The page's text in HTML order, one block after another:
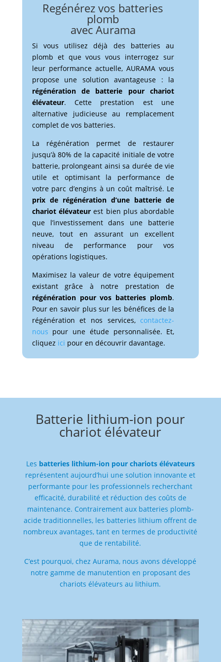
Regénérez vos batteries
plomb
avec Aurama
Si vous utilisez déjà des batteries au
plomb et que vous vous interrogez sur
leur performance actuelle, AURAMA vous
propose une solution avantageuse : la
régénération de batterie pour chariot
élévateur. Cette prestation est une
alternative judicieuse au remplacement
complet de vos batteries.
La régénération permet de restaurer
jusqu’à 80% de la capacité initiale de votre
batterie, prolongeant ainsi sa durée de vie
utile et optimisant la performance de
votre parc d’engins à un coût maîtrisé. Le
prix de régénération d’une batterie de
chariot élévateur est bien plus abordable
que l’investissement dans une batterie
neuve, tout en assurant un excellent
niveau de performance pour vos
opérations logistiques.
Maximisez la valeur de votre équipement
existant grâce à notre prestation de
régénération pour vos batteries plomb.
Pour en savoir plus sur les bénéfices de la
régénération et nos services, contactez-
nous pour une étude personnalisée. Et,
cliquez ici pour en découvrir davantage.
Batterie lithium-ion pour
chariot élévateur
Les batteries lithium-ion pour chariots élévateurs
représentent aujourd’hui une solution innovante et
performante pour les professionnels recherchant
efficacité, durabilité et réduction des coûts de
maintenance. Contrairement aux batteries plomb-
acide traditionnelles, les batteries lithium offrent de
nombreux avantages, tant en termes de productivité
que de rentabilité.
C’est pourquoi, chez Aurama, nous avons développé
notre gamme de manutention en proposant des
chariots élévateurs au lithium.